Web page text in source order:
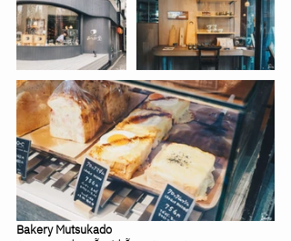
Bakery Mutsukado